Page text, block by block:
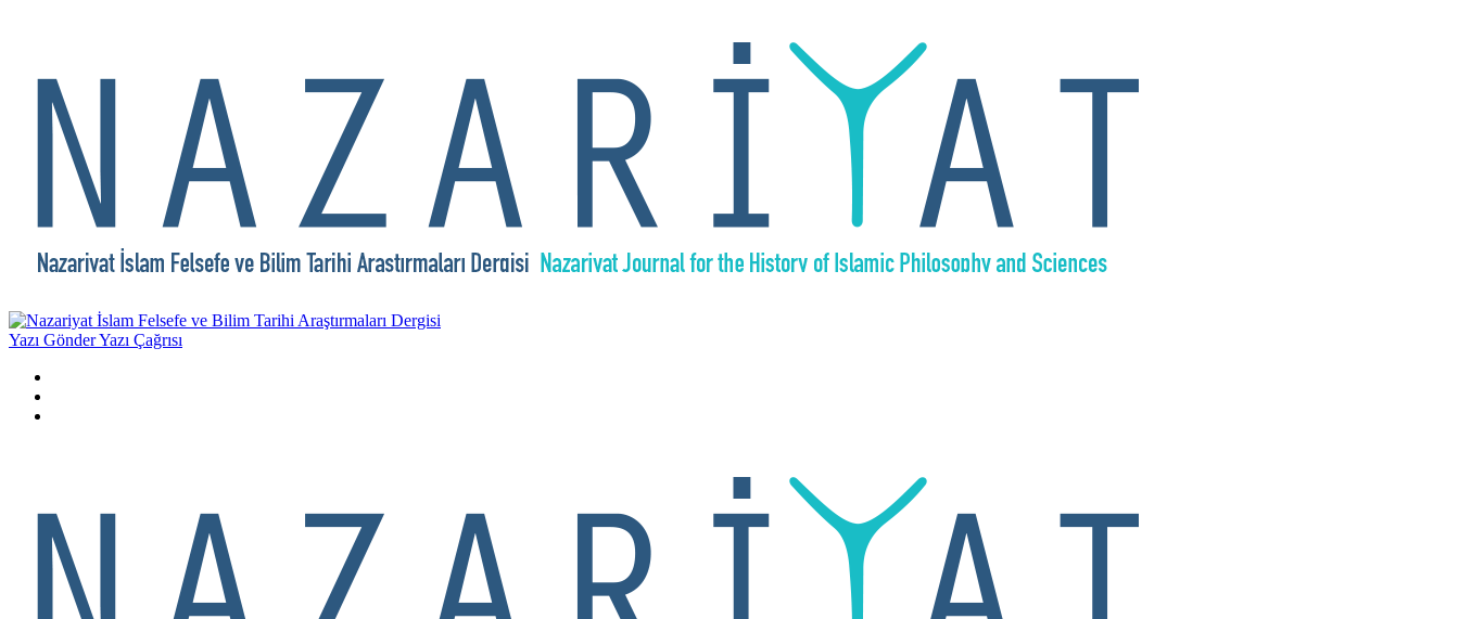
Yazı GönderYazı Çağrısı